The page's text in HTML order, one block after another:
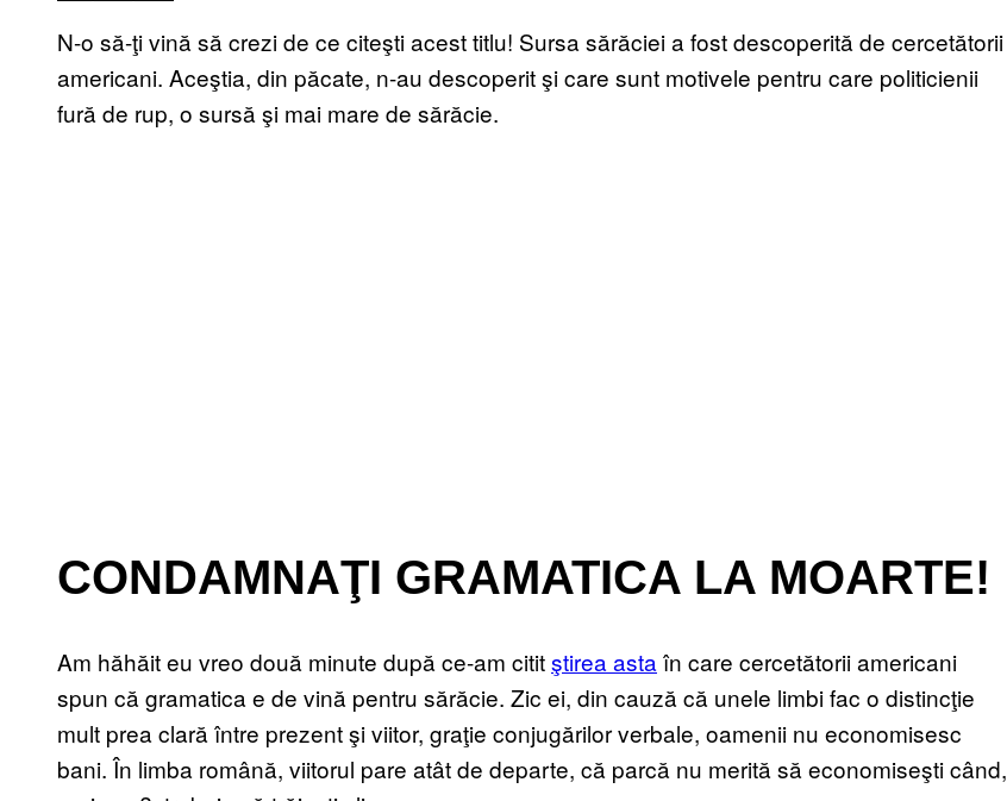
N-o să-ţi vină să crezi de ce citeşti acest titlu! Sursa sărăciei a fost descoperită de cercetătorii
americani. Aceştia, din păcate, n-au descoperit şi care sunt motivele pentru care politicienii
fură de rup, o sursă şi mai mare de sărăcie.
CONDAMNAŢI GRAMATICA LA MOARTE!
Am hăhăit eu vreo două minute după ce-am cititştirea asta în care cercetătorii americani
spun că gramatica e de vină pentru sărăcie. Zic ei, din cauză că unele limbi fac o distincţie
mult prea clară între prezent şi viitor, graţie conjugărilor verbale, oamenii nu economisesc
bani. În limba română, viitorul pare atât de departe, că parcă nu merită să economiseşti când,